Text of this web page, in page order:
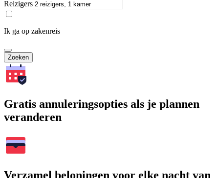
Reizigers
Ik ga op zakenreis
Zoeken
Gratis annuleringsopties als je plannen
veranderen
Verzamel beloningen voor elke nacht van